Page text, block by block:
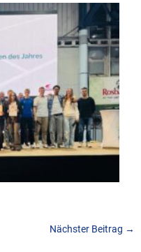
Nächster Beitrag →